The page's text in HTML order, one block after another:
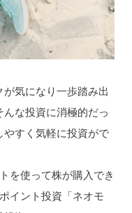
気になり一歩踏み出
な投資に消極的だっ
すく気軽に投資がで
を使って株が購入でき
イント投資「ネオモ